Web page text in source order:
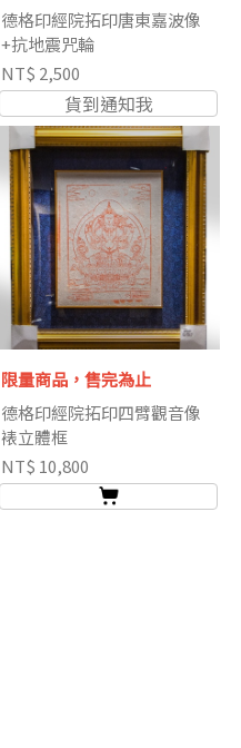
德格印經院拓印唐東嘉波像
+抗地震咒輪
NT$ 2,500
貨到通知我
限量商品，售完為止
德格印經院拓印四臂觀音像
裱立體框
NT$ 10,800